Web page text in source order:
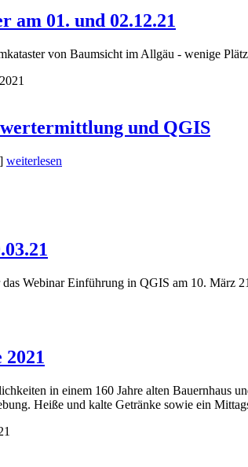
am 01. und 02.12.21
von Baumsicht im Allgäu - wenige
und QGIS
weiterlesen
Webinar Einführung in QGIS am 10. März
in einem 160 Jahre alten Bauernhaus
Heiße und kalte Getränke sowie ein